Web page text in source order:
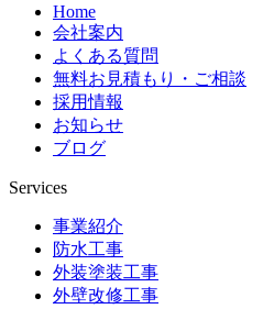
Home
会社案内
よくある質問
無料お見積もり・ご相談
採用情報
お知らせ
ブログ
Services
事業紹介
防水工事
外装塗装工事
外壁改修工事